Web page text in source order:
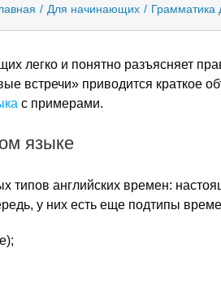
Для начинающих
легко и понятно разъясняет
встречи» приводится краткое
с примерами.
языке
типов английских времен:
у них есть еще подтипы